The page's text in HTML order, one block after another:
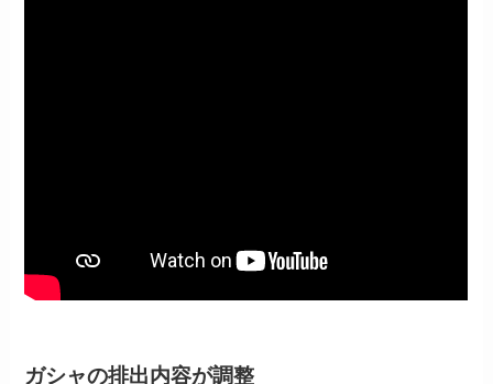
ガシャの排出内容が調整